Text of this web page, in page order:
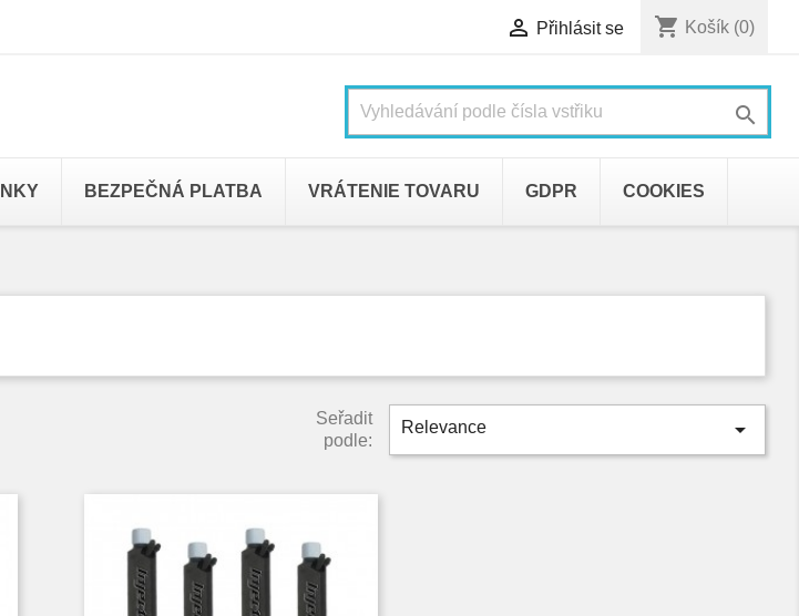
 Přihlásit se shopping_cart Košík (0)

BEZPEČNÁ PLATBA VRÁTENIE TOVARU GDPR COOKIES
Seřadit
podle:
Relevance 